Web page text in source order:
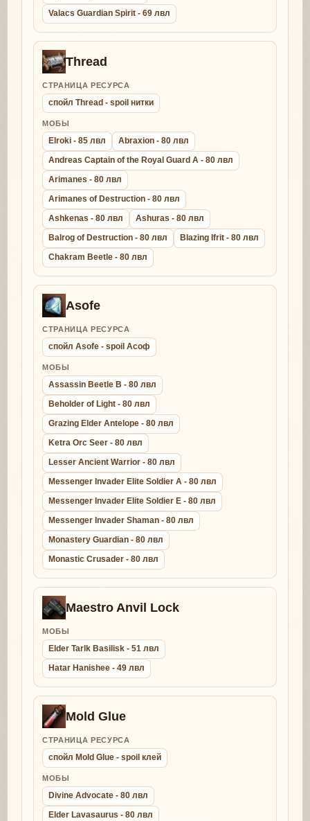
Valacs Guardian Spirit - 69 лвл
Thread
СТРАНИЦА РЕСУРСА
спойл Thread - spoil нитки
МОБЫ
Elroki - 85 лвл
Abraxion - 80 лвл
Andreas Captain of the Royal Guard A - 80 лвл
Arimanes - 80 лвл
Arimanes of Destruction - 80 лвл
Ashkenas - 80 лвл
Ashuras - 80 лвл
Balrog of Destruction - 80 лвл
Blazing Ifrit - 80 лвл
Chakram Beetle - 80 лвл
Asofe
СТРАНИЦА РЕСУРСА
спойл Asofe - spoil Асоф
МОБЫ
Assassin Beetle B - 80 лвл
Beholder of Light - 80 лвл
Grazing Elder Antelope - 80 лвл
Ketra Orc Seer - 80 лвл
Lesser Ancient Warrior - 80 лвл
Messenger Invader Elite Soldier A - 80 лвл
Messenger Invader Elite Soldier E - 80 лвл
Messenger Invader Shaman - 80 лвл
Monastery Guardian - 80 лвл
Monastic Crusader - 80 лвл
Maestro Anvil Lock
МОБЫ
Elder Tarlk Basilisk - 51 лвл
Hatar Hanishee - 49 лвл
Mold Glue
СТРАНИЦА РЕСУРСА
спойл Mold Glue - spoil клей
МОБЫ
Divine Advocate - 80 лвл
Elder Lavasaurus - 80 лвл